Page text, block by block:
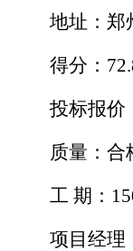
地址：郑
得分：
投标报价
质量：合
工 期：
项目经理